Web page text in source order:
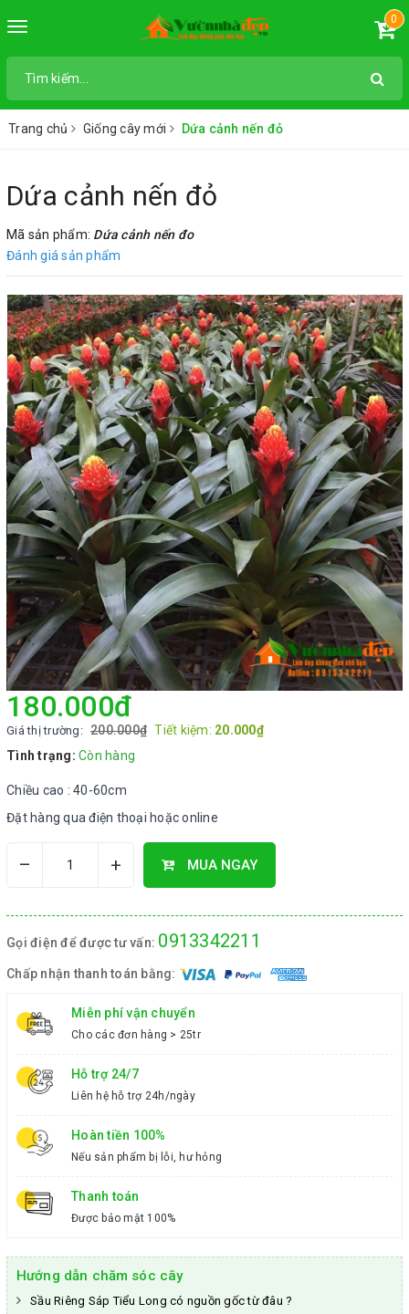
Toggle
0
Trang chủ Giống cây mới Dứa cảnh nến đỏ
Dứa cảnh nến đỏ
Mã sản phẩm: Dứa cảnh nến đo
Đánh giá sản phẩm
180.000₫
Giá thị trường: 200.000₫ Tiết kiệm: 20.000₫
Tình trạng: Còn hàng
Chiều cao : 40-60cm
Đặt hàng qua điện thoại hoặc online
– + MUA NGAY
Gọi điện để được tư vấn: 0913342211
Chấp nhận thanh toán bằng:
Miễn phí vận chuyển
Cho các đơn hàng > 25tr
Hỗ trợ 24/7
Liên hệ hỗ trợ 24h/ngày
Hoàn tiền 100%
Nếu sản phẩm bị lỗi, hư hỏng
Thanh toán
Được bảo mật 100%
Hướng dẫn chăm sóc cây
Sầu Riêng Sáp Tiểu Long có nguồn gốc từ đâu ?